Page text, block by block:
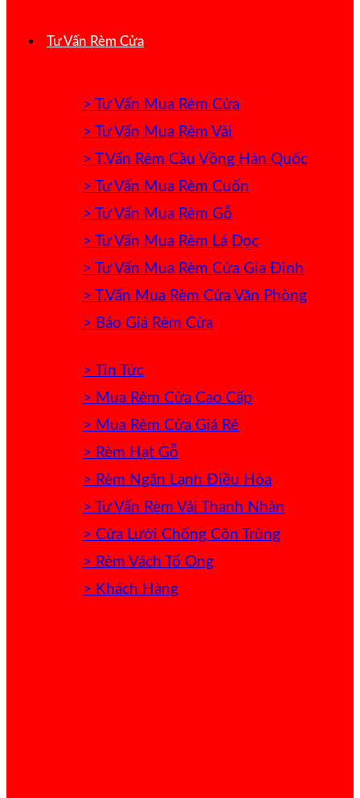
Tư Vấn Rèm Cửa
> Tư Vấn Mua Rèm Cửa
> Tư Vấn Mua Rèm Vải
> T.Vấn Rèm Cầu Vồng Hàn Quốc
> Tư Vấn Mua Rèm Cuốn
> Tư Vấn Mua Rèm Gỗ
> Tư Vấn Mua Rèm Lá Dọc
> Tư Vấn Mua Rèm Cửa Gia Đình
> T.Vấn Mua Rèm Cửa Văn Phòng
> Báo Giá Rèm Cửa
> Tin Tức
> Mua Rèm Cửa Cao Cấp
> Mua Rèm Cửa Giá Rẻ
> Rèm Hạt Gỗ
> Rèm Ngăn Lạnh Điều Hòa
> Tư Vấn Rèm Vải Thanh Nhàn
> Cửa Lưới Chống Côn Trùng
> Rèm Vách Tổ Ong
> Khách Hàng